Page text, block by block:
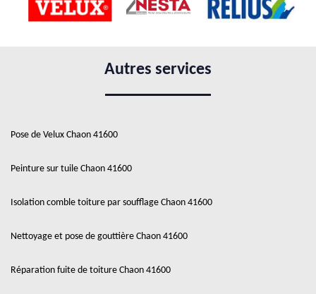
Autres services
Pose de Velux Chaon 41600
Peinture sur tuile Chaon 41600
Isolation comble toiture par soufflage Chaon 41600
Nettoyage et pose de gouttière Chaon 41600
Réparation fuite de toiture Chaon 41600